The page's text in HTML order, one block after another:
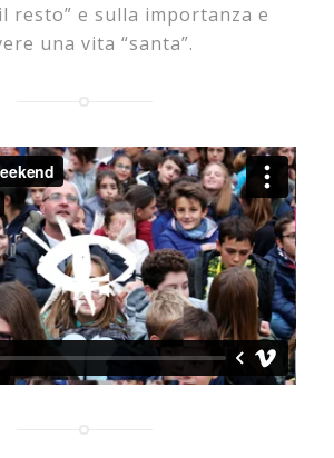
e sulla importanza e
una vita “santa”.